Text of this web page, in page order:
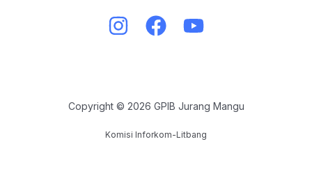
Copyright © 2026 GPIB Jurang Mangu
Komisi Inforkom-Litbang